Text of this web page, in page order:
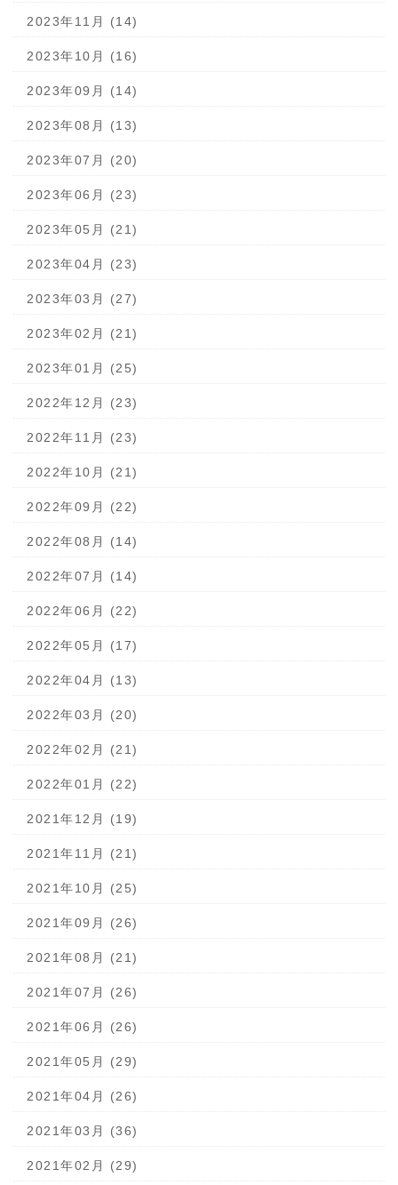
2023年11月 (14)
2023年10月 (16)
2023年09月 (14)
2023年08月 (13)
2023年07月 (20)
2023年06月 (23)
2023年05月 (21)
2023年04月 (23)
2023年03月 (27)
2023年02月 (21)
2023年01月 (25)
2022年12月 (23)
2022年11月 (23)
2022年10月 (21)
2022年09月 (22)
2022年08月 (14)
2022年07月 (14)
2022年06月 (22)
2022年05月 (17)
2022年04月 (13)
2022年03月 (20)
2022年02月 (21)
2022年01月 (22)
2021年12月 (19)
2021年11月 (21)
2021年10月 (25)
2021年09月 (26)
2021年08月 (21)
2021年07月 (26)
2021年06月 (26)
2021年05月 (29)
2021年04月 (26)
2021年03月 (36)
2021年02月 (29)